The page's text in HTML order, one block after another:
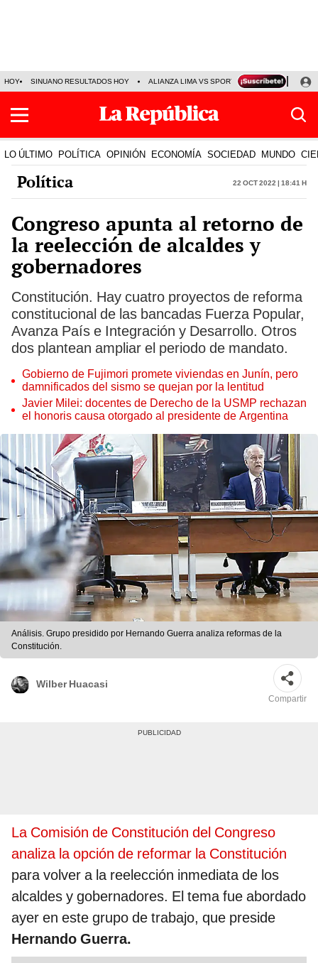
HOY SINUANO RESULTADOS HOY ALIANZA LIMA VS SPORT BOYS JORGE
LO ÚLTIMO POLÍTICA OPINIÓN ECONOMÍA SOCIEDAD MUNDO
Política 22 Oct 2022 | 18:41 h
Congreso apunta al retorno de
la reelección de alcaldes y
gobernadores
Constitución. Hay cuatro proyectos de reforma
constitucional de las bancadas Fuerza Popular,
Avanza País e Integración y Desarrollo. Otros
dos plantean ampliar el periodo de mandato.
Gobierno de Fujimori promete viviendas en Junín, pero
damnificados del sismo se quejan por la lentitud
Javier Milei: docentes de Derecho de la USMP rechazan
el honoris causa otorgado al presidente de Argentina
Análisis. Grupo presidido por Hernando Guerra analiza reformas de la
Constitución.
Wilber Huacasi
Compartir
La Comisión de Constitución del Congreso
analiza la opción de reformar la Constitución
para volver a la reelección inmediata de los
alcaldes y gobernadores. El tema fue abordado
ayer en este grupo de trabajo, que preside
Hernando Guerra.